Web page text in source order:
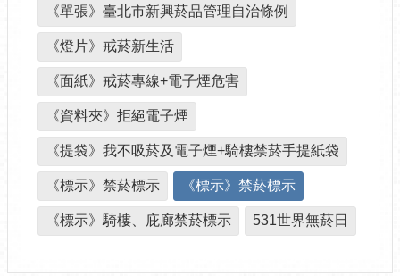
《單張》臺北市新興菸品管理自治條例
《燈片》戒菸新生活
《面紙》戒菸專線+電子煙危害
《資料夾》拒絕電子煙
《提袋》我不吸菸及電子煙+騎樓禁菸手提紙袋
《標示》禁菸標示 《標示》禁菸標示
《標示》騎樓、庇廊禁菸標示 531世界無菸日